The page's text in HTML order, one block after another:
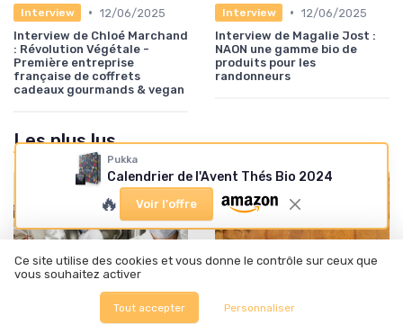
Interview • 12/06/2025
Interview de Chloé Marchand
: Révolution Végétale -
Première entreprise
française de coffrets
cadeaux gourmands & vegan
Interview • 12/06/2025
Interview de Magalie Jost :
NAON une gamme bio de
produits pour les
randonneurs
Les plus lus
Pukka
Calendrier de l'Avent Thés Bio 2024
🔥 Voir l'offre
Ce site utilise des cookies et vous donne le contrôle sur ceux que
vous souhaitez activer
Tout accepter Personnaliser